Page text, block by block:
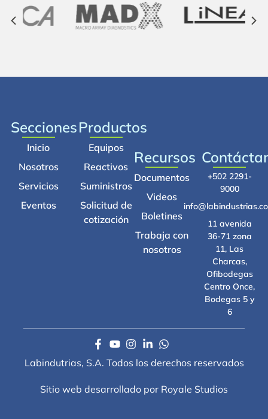
Secciones
Inicio
Nosotros
Servicios
Eventos
Productos
Equipos
Reactivos
Suministros
Solicitud de
cotización
Recursos
Documentos
Videos
Boletines
Trabaja con
nosotros
+502 2291-
9000
11 avenida
36-71 zona
11, Las
Charcas,
Ofibodegas
Centro Once,
Bodegas 5 y
6
Labindutrias, S.A. Todos los derechos reservados
Sitio web desarrollado por Royale Studios